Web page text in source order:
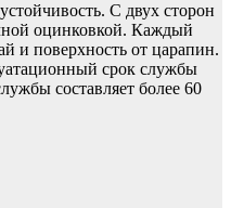
С двух сторон
оцинковкой. Каждый
и поверхность от царапин.
срок службы
составляет более 60